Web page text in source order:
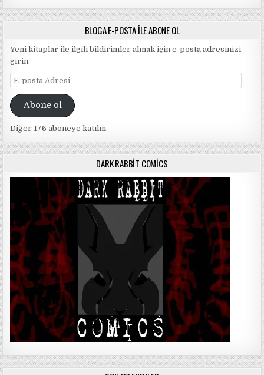
BLOGA E-POSTA ILE ABONE OL
Yeni kitaplar ile ilgili bildirimler almak için e-posta adresinizi
girin.
E-
posta
AdresiAbone ol
Diğer 176 aboneye katılın
DARK RABBIT COMICS